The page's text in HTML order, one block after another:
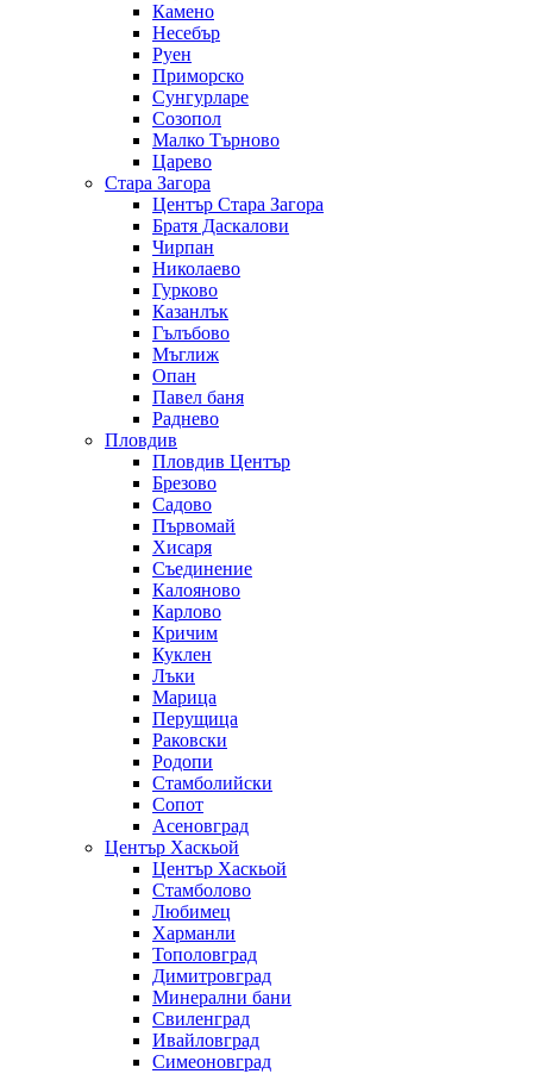
Камено
Несебър
Руен
Приморско
Сунгурларе
Созопол
Малко Търново
Царево
Стара Загора
Център Стара Загора
Братя Даскалови
Чирпан
Николаево
Гурково
Казанлък
Гълъбово
Мъглиж
Опан
Павел баня
Раднево
Пловдив
Пловдив Център
Брезово
Садово
Първомай
Хисаря
Съединение
Калояново
Карлово
Кричим
Куклен
Лъки
Марица
Перущица
Раковски
Родопи
Стамболийски
Сопот
Асеновград
Център Хаскьой
Център Хаскьой
Стамболово
Любимец
Харманли
Тополовград
Димитровград
Минерални бани
Свиленград
Ивайловград
Симеоновград